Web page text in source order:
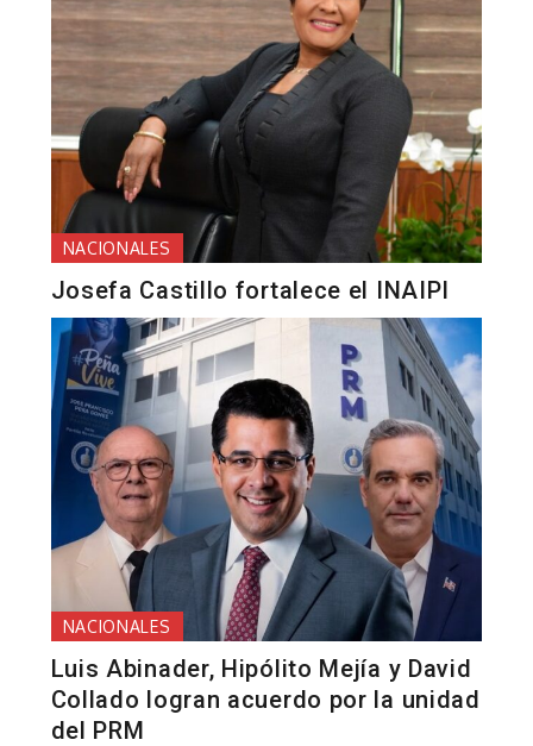
NACIONALES
Josefa Castillo fortalece el INAIPI
NACIONALES
Luis Abinader, Hipólito Mejía y David
Collado logran acuerdo por la unidad
del PRM